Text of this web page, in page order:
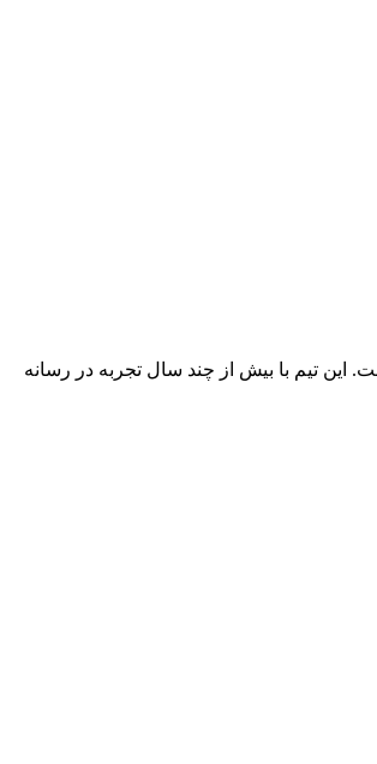
این تیم با بیش از چند سال تجربه در رسانه‌